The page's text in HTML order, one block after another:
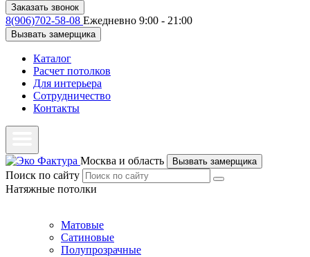
Заказать звонок
8(906)702-58-08 Ежедневно 9:00 - 21:00
Вызвать замерщика
Каталог
Расчет потолков
Для интерьера
Сотрудничество
Контакты
Москва и область Вызвать замерщика
Поиск по сайту
Натяжные потолки
Матовые
Сатиновые
Полупрозрачные